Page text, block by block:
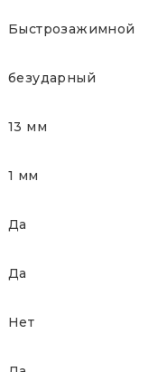
Быстрозажимной
безударный
13 мм
1 мм
Да
Да
Нет